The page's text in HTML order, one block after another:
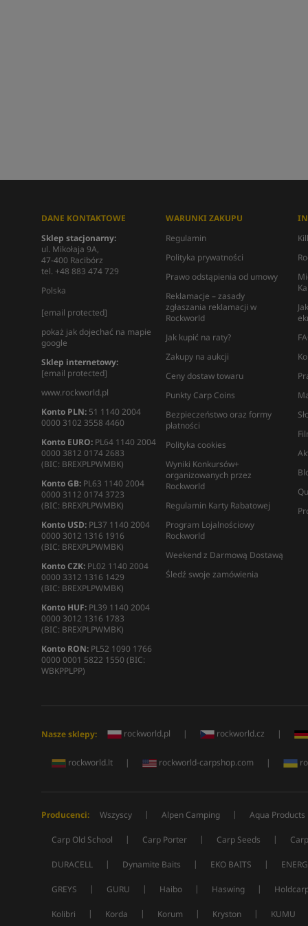
DANE KONTAKTOWE
Sklep stacjonarny:
ul. Mikołaja 9A,
47-400 Racibórz
tel. +48 883 474 729
Polska
[email protected]
pokaż jak dojechać na mapie
google
Sklep internetowy:
[email protected]
www.rockworld.pl
Konto PLN:51 1140 2004
0000 3102 3558 4460
Konto EURO:PL64 1140 2004
0000 3812 0174 2683
(BIC: BREXPLPWMBK)
Konto GB:PL63 1140 2004
0000 3112 0174 3723
(BIC: BREXPLPWMBK)
Konto USD:PL37 1140 2004
0000 3012 1316 1916
(BIC: BREXPLPWMBK)
Konto CZK:PL02 1140 2004
0000 3312 1316 1429
(BIC: BREXPLPWMBK)
Konto HUF:PL39 1140 2004
0000 3012 1316 1783
(BIC: BREXPLPWMBK)
Konto RON:PL52 1090 1766
0000 0001 5822 1550 (BIC:
WBKPPLPP)
WARUNKI ZAKUPU
Regulamin
Polityka prywatności
Prawo odstąpienia od umowy
Reklamacje – zasady
zgłaszania reklamacji w
Rockworld
Jak kupić na raty?
Zakupy na aukcji
Ceny dostaw towaru
Punkty Carp Coins
Bezpieczeństwo oraz formy
płatności
Polityka cookies
Wyniki Konkursów+
organizowanych przez
Rockworld
Regulamin Karty Rabatowej
Program Lojalnościowy
Rockworld
Weekend z Darmową Dostawą
Śledź swoje zamówienia
Nasze sklepy: rockworld.pl | rockworld.cz |
rockworld.lt | rockworld-carpshop.com |
Producenci: Wszyscy | Alpen Camping | Aqua Products
Carp Old School | Carp Porter | Carp Seeds |
DURACELL | Dynamite Baits | EKO BAITS |
GREYS | GURU | Haibo | Haswing |
Kolibri | Korda | Korum | Kryston | KUMU